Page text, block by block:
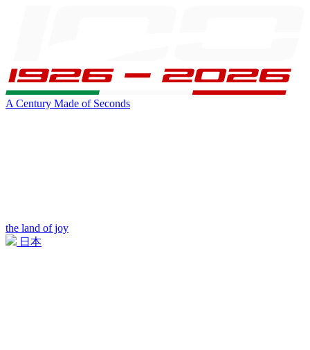
A Century Made of Seconds
the land of joy
日本